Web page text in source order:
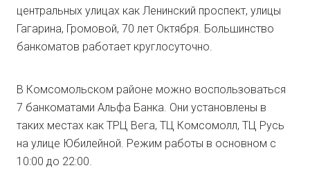
центральных улицах как Ленинский проспект, улицы
Гагарина, Громовой, 70 лет Октября. Большинство
банкоматов работает круглосуточно.
В Комсомольском районе можно воспользоваться
7 банкоматами Альфа Банка. Они установлены в
таких местах как ТРЦ Вега, ТЦ Комсомолл, ТЦ Русь
на улице Юбилейной. Режим работы в основном с
10:00 до 22:00.